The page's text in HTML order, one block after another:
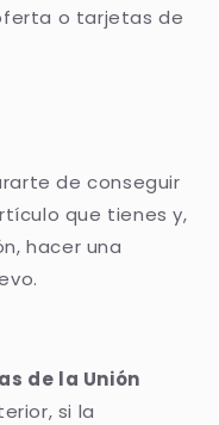
o tarjetas de
de conseguir
que tienes y,
hacer una
de la Unión
si la